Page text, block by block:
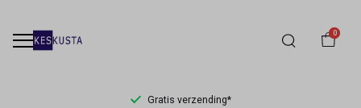
0
Gratis verzending*